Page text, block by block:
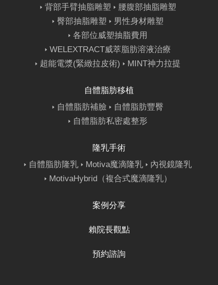
背部手臂抽脂雕塑
腰腹部抽脂雕塑
臀部抽脂雕塑
男性身材雕塑
各部位威塑抽脂費用
WELEXTRACT威萃脂肪溶液治療
超能電漿(緊緻拉皮術)
MINT神力拉提
自體脂肪移植
自體脂肪補臉
自體脂肪豐臀
自體脂肪私密處整形
隆乳手術
自體脂肪隆乳
Motiva魔滴隆乳
內視鏡隆乳
MotivaHybrid（複合式魔滴隆乳）
案例分享
賴院長觀點
預約諮詢